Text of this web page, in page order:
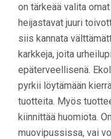
on tärkeää valita
heijastavat juuri
siis kannata
karkkeja, joita
epäterveellisenä.
pyrkii löytämään
tuotteita. Myös
kiinnittää huomiota.
muovipussissa, vai